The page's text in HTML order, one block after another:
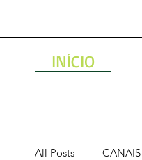
INÍCIO
All Posts CANAIS